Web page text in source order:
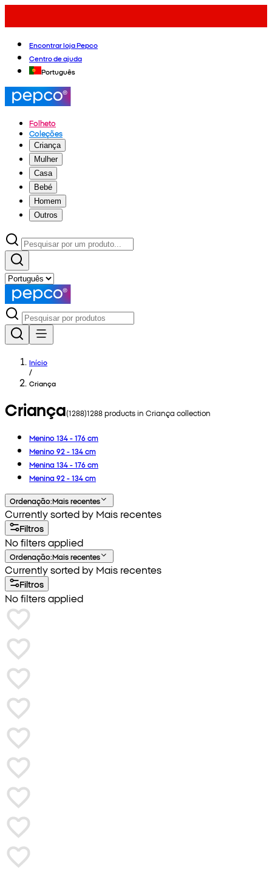
Encontrar loja Pepco
Centro de ajuda
Português
Folheto
Coleções
Criança
Mulher
Casa
Bebé
Homem
Outros
Início
/
Criança
Criança(1288)1288products inCriança collection
Menino 134 - 176 cm
Menino 92 - 134 cm
Menina 134 - 176 cm
Menina 92 - 134 cm
Ordenação:Mais recentes
Currently sorted by Mais recentes
Filtros
No filters applied
Ordenação:Mais recentes
Currently sorted by Mais recentes
Filtros
No filters applied